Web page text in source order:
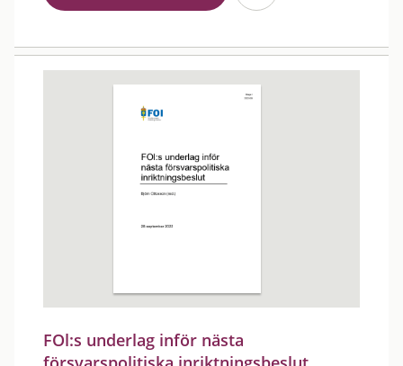
FOl:s underlag inför nästa